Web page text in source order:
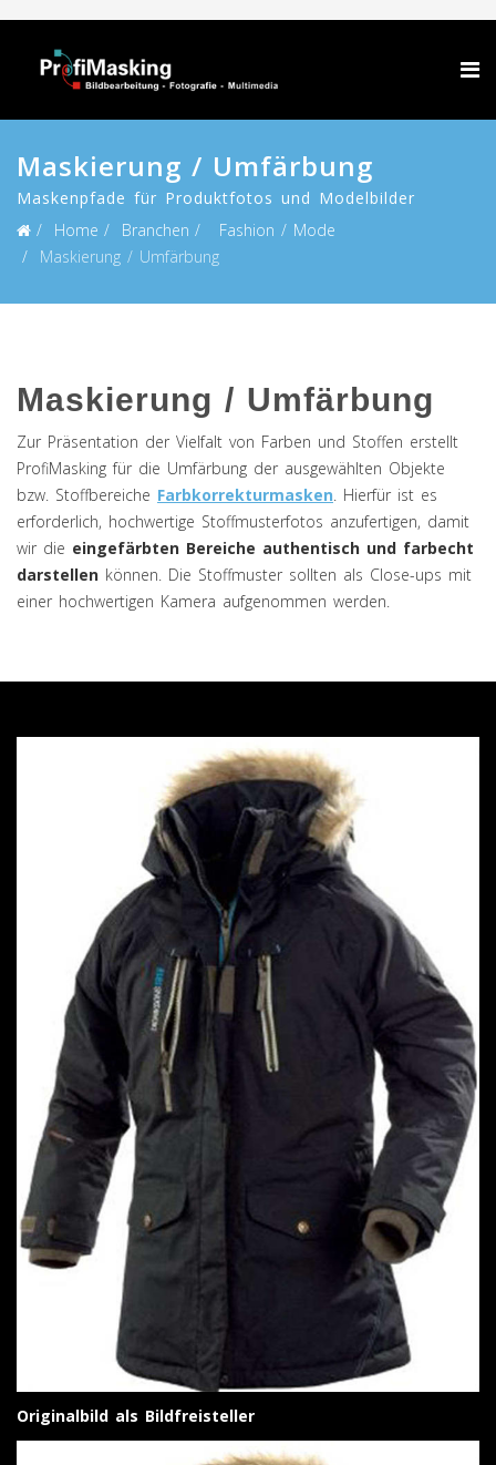
Maskierung / Umfärbung
Maskenpfade für Produktfotos und Modelbilder
Home
Branchen
Fashion / Mode
Maskierung / Umfärbung
Maskierung / Umfärbung
Zur Präsentation der Vielfalt von Farben und Stoffen erstellt
ProfiMasking für die Umfärbung der ausgewählten Objekte
bzw. Stoffbereiche Farbkorrekturmasken. Hierfür ist es
erforderlich, hochwertige Stoffmusterfotos anzufertigen, damit
wir die eingefärbten Bereiche authentisch und farbecht
darstellen können. Die Stoffmuster sollten als Close-ups mit
einer hochwertigen Kamera aufgenommen werden.
Originalbild als Bildfreisteller